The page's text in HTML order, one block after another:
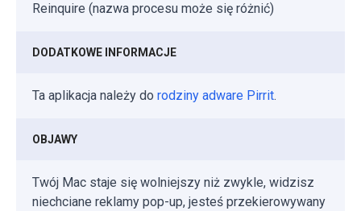
Reinquire (nazwa procesu może się różnić)
DODATKOWE INFORMACJE
Ta aplikacja należy do rodziny adware Pirrit.
OBJAWY
Twój Mac staje się wolniejszy niż zwykle, widzisz
niechciane reklamy pop-up, jesteś przekierowywany